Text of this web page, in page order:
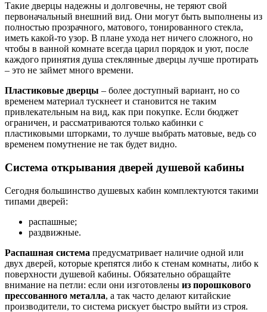
Такие дверцы надежны и долговечны, не теряют свой
первоначальный внешний вид. Они могут быть выполнены из
полностью прозрачного, матового, тонированного стекла,
иметь какой-то узор. В плане ухода нет ничего сложного, но
чтобы в ванной комнате всегда царил порядок и уют, после
каждого принятия душа стеклянные дверцы лучше протирать
– это не займет много времени.
Пластиковые дверцы – более доступный вариант, но со
временем материал тускнеет и становится не таким
привлекательным на вид, как при покупке. Если бюджет
ограничен, и рассматриваются только кабинки с
пластиковыми шторками, то лучше выбрать матовые, ведь со
временем помутнение не так будет видно.
Система открывания дверей душевой кабины
Сегодня большинство душевых кабин комплектуются такими
типами дверей:
распашные;
раздвижные.
Распашная система предусматривает наличие одной или
двух дверей, которые крепятся либо к стенам комнаты, либо к
поверхности душевой кабины. Обязательно обращайте
внимание на петли: если они изготовлены из порошкового
прессованного металла, а так часто делают китайские
производители, то система рискует быстро выйти из строя.